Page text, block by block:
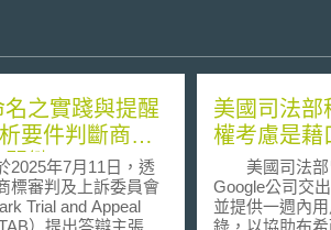
之實踐與提醒
要件判斷商標
關鍵
2025年7月11日，透
標審判及上訴委員會
Trial and Appeal
）提出答辯主張，
美國司法部
權考慮是藉
美國司法部
Google公司交
並提供一週內
錄，以協助布希